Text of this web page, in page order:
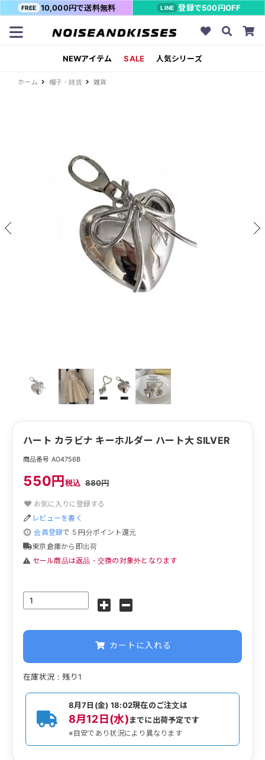
FREE 10,000円で送料無料 LINE 登録で500円OFF
NEWアイテム SALE 人気シリーズ
ホーム 帽子・雑貨 雑貨
ハート カラビナ キーホルダー ハート大 SILVER
商品番号 AO4756B
550円税込 880円
お気に入りに登録する
レビューを書く
会員登録で 5円分ポイント還元
東京倉庫から即出荷
セール商品は返品・交換の対象外となります
カートに入れる
在庫状況：残り1
8月7日(金) 18:02現在のご注文は
8月12日(水)までに出荷予定です
※目安であり状況により異なります